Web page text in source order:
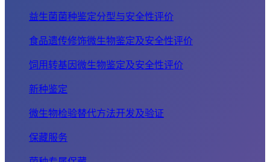
益生菌菌种鉴定分型与安全性评价
食品遗传修饰微生物鉴定及安全性评价
饲用转基因微生物鉴定及安全性评价
新种鉴定
微生物检验替代方法开发及验证
保藏服务